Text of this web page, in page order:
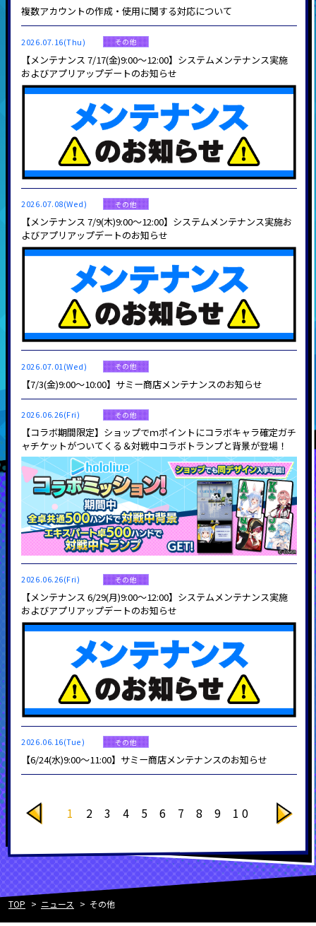
複数アカウントの作成・使用に関する対応について
2026.07.16(Thu) その他
【メンテナンス 7/17(金)9:00～12:00】システムメンテナンス実施
およびアプリアップデートのお知らせ
2026.07.08(Wed) その他
【メンテナンス 7/9(木)9:00～12:00】システムメンテナンス実施お
よびアプリアップデートのお知らせ
2026.07.01(Wed) その他
【7/3(金)9:00～10:00】サミー商店メンテナンスのお知らせ
2026.06.26(Fri) その他
【コラボ期間限定】ショップでｍポイントにコラボキャラ確定ガチ
ャチケットがついてくる＆対戦中コラボトランプと背景が登場！
2026.06.26(Fri) その他
【メンテナンス 6/29(月)9:00～12:00】システムメンテナンス実施
およびアプリアップデートのお知らせ
2026.06.16(Tue) その他
【6/24(水)9:00～11:00】サミー商店メンテナンスのお知らせ
1 2 3 4 5 6 7 8 9 10
TOP ニュース その他